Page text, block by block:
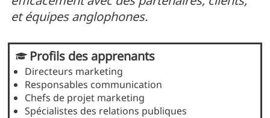
et équipes anglophones.
Profils des apprenants
Directeurs marketing
Responsables communication
Chefs de projet marketing
Spécialistes des relations publiques